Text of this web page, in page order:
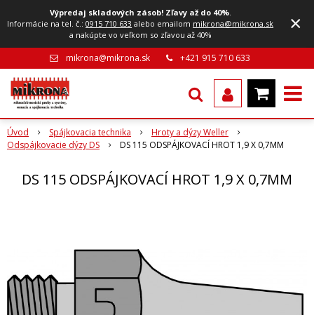
Výpredaj skladových zásob! Zľavy až do 40%.
Informácie na tel. č.:0915 710 633 alebo emailom mikrona@mikrona.sk
a nakúpte vo veľkom so zľavou až 40%
×
mikrona@mikrona.sk +421 915 710 633
Úvod Spájkovacia technika
Hroty a dýzy Weller
Odspájkovacie dýzy DS
DS 115 ODSPÁJKOVACÍ HROT 1,9 X 0,7MM
DS 115 ODSPÁJKOVACÍ HROT 1,9 X 0,7MM